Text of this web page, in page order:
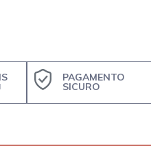
PAGAMENTO
SICURO